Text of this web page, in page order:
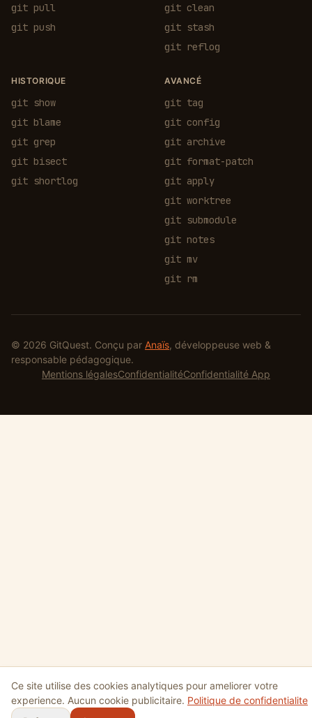
git pull
git push
git clean
git stash
git reflog
HISTORIQUE
git show
git blame
git grep
git bisect
git shortlog
AVANCÉ
git tag
git config
git archive
git format-patch
git apply
git worktree
git submodule
git notes
git mv
git rm
© 2026 GitQuest. Conçu par Anaïs(ouvre une nouvelle fenêtre)
, développeuse web &
responsable pédagogique.
Mentions légalesConfidentialitéConfidentialité App
Ce site utilise des cookies analytiques pour ameliorer votre
experience. Aucun cookie publicitaire. Politique de confidentialite